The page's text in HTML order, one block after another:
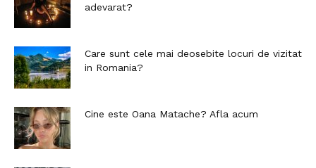
adevarat?
Care sunt cele mai deosebite locuri de vizitat
in Romania?
Cine este Oana Matache? Afla acum